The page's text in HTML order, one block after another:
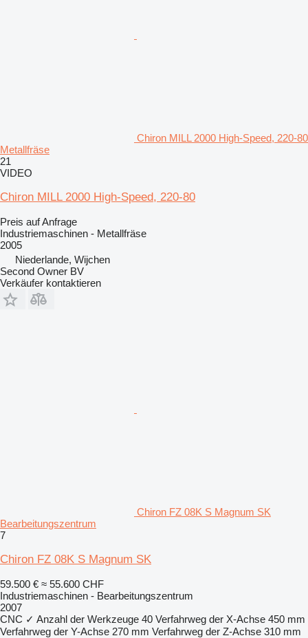
Chiron MILL 2000 High-Speed, 220-80
Metallfräse
21
VIDEO
Chiron MILL 2000 High-Speed, 220-80
Preis auf Anfrage
Industriemaschinen - Metallfräse
2005
Niederlande, Wijchen
Second Owner BV
Verkäufer kontaktieren
Chiron FZ 08K S Magnum SK
Bearbeitungszentrum
7
Chiron FZ 08K S Magnum SK
59.500 € ≈ 55.600 CHF
Industriemaschinen - Bearbeitungszentrum
2007
CNC ✓ Anzahl der Werkzeuge 40 Verfahrweg der X-Achse 450 mm
Verfahrweg der Y-Achse 270 mm Verfahrweg der Z-Achse 310 mm